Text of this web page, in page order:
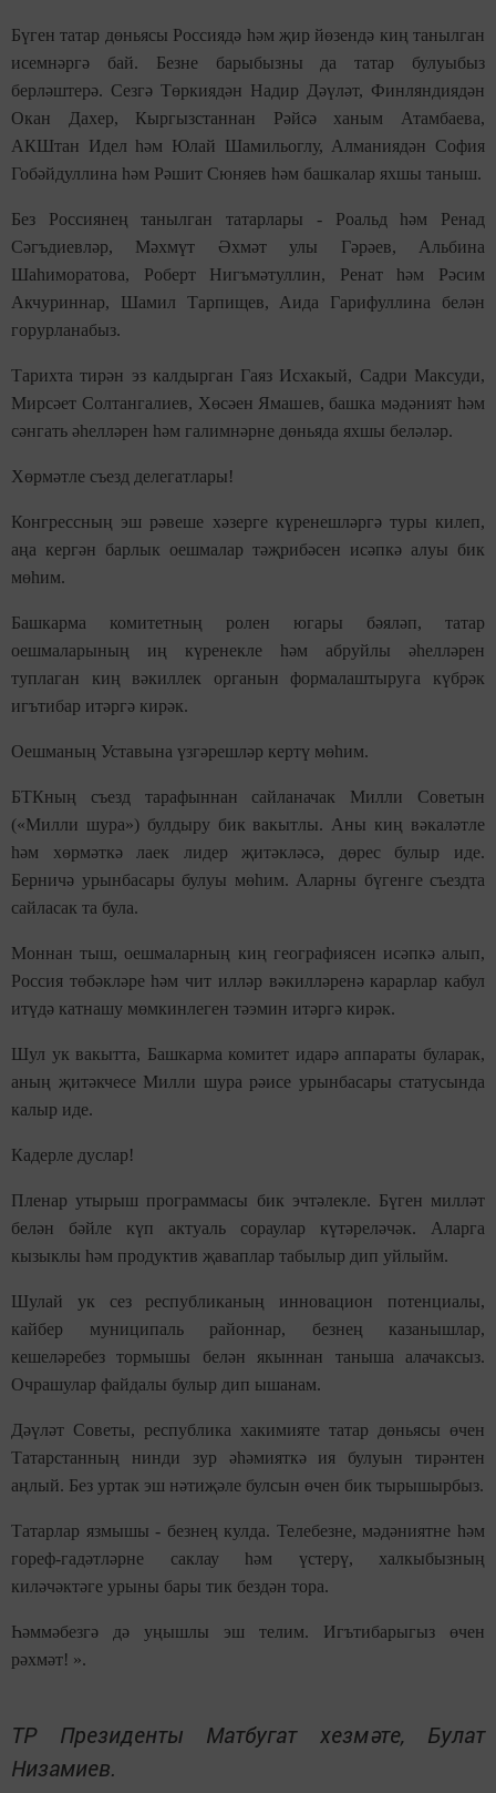
Бүген татар дөньясы Россиядә һәм җир йөзендә киң танылган
исемнәргә бай. Безне барыбызны да татар булуыбыз
берләштерә. Сезгә Төркиядән Надир Дәүләт, Финляндиядән
Окан Дахер, Кыргызстаннан Рәйсә ханым Атамбаева,
АКШтан Идел һәм Юлай Шамильоглу, Алманиядән София
Гобәйдуллина һәм Рәшит Сюняев һәм башкалар яхшы таныш.
Без Россиянең танылган татарлары - Роальд һәм Ренад
Сәгъдиевләр, Мәхмүт Әхмәт улы Гәрәев, Альбина
Шаһиморатова, Роберт Нигъмәтуллин, Ренат һәм Рәсим
Акчуриннар, Шамил Тарпищев, Аида Гарифуллина белән
горурланабыз.
Тарихта тирән эз калдырган Гаяз Исхакый, Садри Максуди,
Мирсәет Солтангалиев, Хөсәен Ямашев, башка мәдәният һәм
сәнгать әһелләрен һәм галимнәрне дөньяда яхшы беләләр.
Хөрмәтле съезд делегатлары!
Конгрессның эш рәвеше хәзерге күренешләргә туры килеп,
аңа кергән барлык оешмалар тәҗрибәсен исәпкә алуы бик
мөһим.
Башкарма комитетның ролен югары бәяләп, татар
оешмаларының иң күренекле һәм абруйлы әһелләрен
туплаган киң вәкиллек органын формалаштыруга күбрәк
игътибар итәргә кирәк.
Оешманың Уставына үзгәрешләр кертү мөһим.
БТКның съезд тарафыннан сайланачак Милли Советын
(«Милли шура») булдыру бик вакытлы. Аны киң вәкаләтле
һәм хөрмәткә лаек лидер җитәкләсә, дөрес булыр иде.
Берничә урынбасары булуы мөһим. Аларны бүгенге съездта
сайласак та була.
Моннан тыш, оешмаларның киң географиясен исәпкә алып,
Россия төбәкләре һәм чит илләр вәкилләренә карарлар кабул
итүдә катнашу мөмкинлеген тәэмин итәргә кирәк.
Шул ук вакытта, Башкарма комитет идарә аппараты буларак,
аның җитәкчесе Милли шура рәисе урынбасары статусында
калыр иде.
Кадерле дуслар!
Пленар утырыш программасы бик эчтәлекле. Бүген милләт
белән бәйле күп актуаль сораулар күтәреләчәк. Аларга
кызыклы һәм продуктив җаваплар табылыр дип уйлыйм.
Шулай ук сез республиканың инновацион потенциалы,
кайбер муниципаль районнар, безнең казанышлар,
кешеләребез тормышы белән якыннан таныша алачаксыз.
Очрашулар файдалы булыр дип ышанам.
Дәүләт Советы, республика хакимияте татар дөньясы өчен
Татарстанның нинди зур әһәмияткә ия булуын тирәнтен
аңлый. Без уртак эш нәтиҗәле булсын өчен бик тырышырбыз.
Татарлар язмышы - безнең кулда. Телебезне, мәдәниятне һәм
гореф-гадәтләрне саклау һәм үстерү, халкыбызның
киләчәктәге урыны бары тик бездән тора.
Һәммәбезгә дә уңышлы эш телим. Игътибарыгыз өчен
рәхмәт! ».
ТР Президенты Матбугат хезмәте, Булат
Низамиев.